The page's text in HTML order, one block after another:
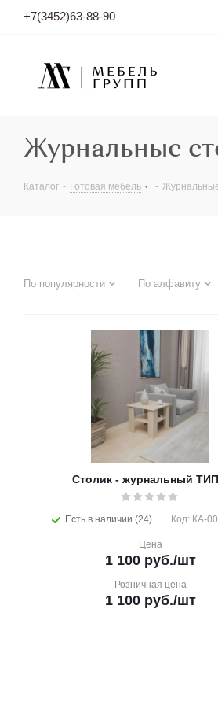
+7(3452)63-88-90
Журнальные
Каталог - Готовая мебель -
По популярности По алфавиту
Столик - журнальный
Есть в наличии (24) Код: КА-
Цена
1 100руб./шт
Розничная цена
1 100руб./шт